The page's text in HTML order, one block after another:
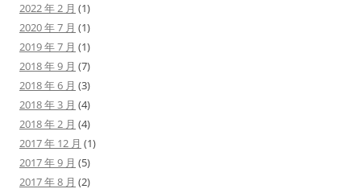
2022 年 2 月 (1)
2020 年 7 月 (1)
2019 年 7 月 (1)
2018 年 9 月 (7)
2018 年 6 月 (3)
2018 年 3 月 (4)
2018 年 2 月 (4)
2017 年 12 月 (1)
2017 年 9 月 (5)
2017 年 8 月 (2)